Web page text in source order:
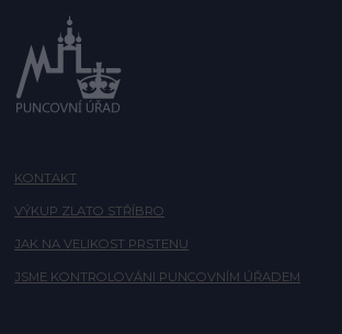
KONTAKT
VÝKUP ZLATO STŘÍBRO
JAK NA VELIKOST PRSTENU
JSME KONTROLOVÁNI PUNCOVNÍM ÚŘADEM